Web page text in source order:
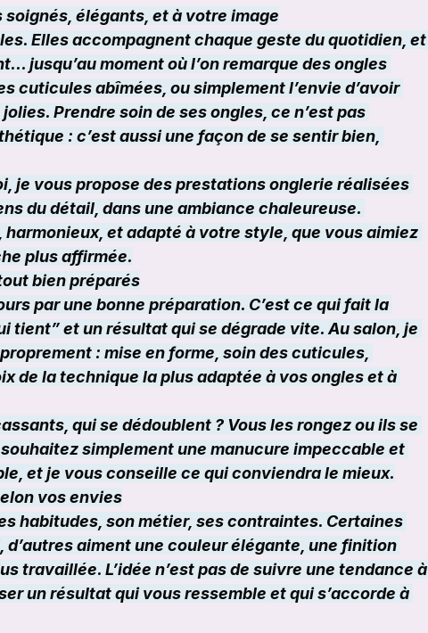
soignés, élégants, et à votre image
Elles accompagnent chaque geste du quotidien, et
jusqu’au moment où l’on remarque des ongles
cuticules abîmées, ou simplement l’envie d’avoir
Prendre soin de ses ongles, ce n’est pas
: c’est aussi une façon de se sentir bien,
je vous propose des prestations onglerie réalisées
du détail, dans une ambiance chaleureuse.
harmonieux, et adapté à votre style, que vous aimiez
plus affirmée.
bien préparés
par une bonne préparation. C’est ce qui fait la
tient” et un résultat qui se dégrade vite. Au salon, je
: mise en forme, soin des cuticules,
de la technique la plus adaptée à vos ongles et à
qui se dédoublent ? Vous les rongez ou ils se
simplement une manucure impeccable et
et je vous conseille ce qui conviendra le mieux.
vos envies
habitudes, son métier, ses contraintes. Certaines
aiment une couleur élégante, une finition
travaillée. L’idée n’est pas de suivre une tendance à
un résultat qui vous ressemble et qui s’accorde à